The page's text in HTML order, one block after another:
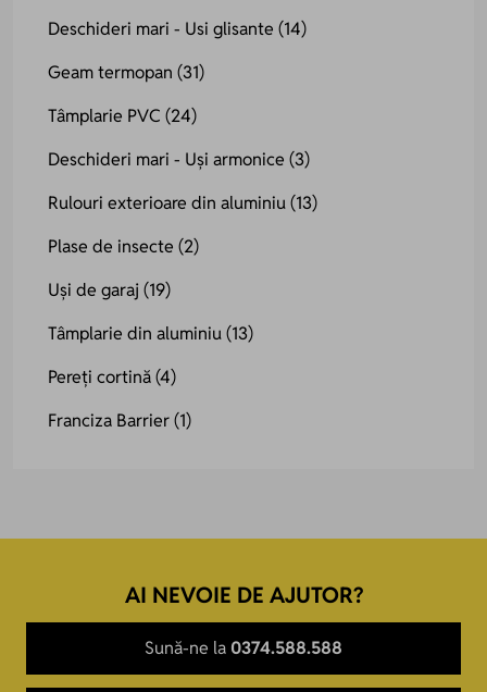
Deschideri mari - Usi glisante (14)
Geam termopan (31)
Tâmplarie PVC (24)
Deschideri mari - Uși armonice (3)
Rulouri exterioare din aluminiu(13)
Plase de insecte (2)
Uși de garaj(19)
Tâmplarie din aluminiu(13)
Pereți cortină(4)
Franciza Barrier(1)
AI NEVOIE DE AJUTOR?
Sună-ne la 0374.588.588